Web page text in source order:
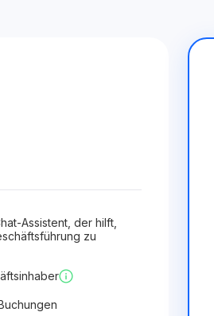
Assistent, der hilft,
zu